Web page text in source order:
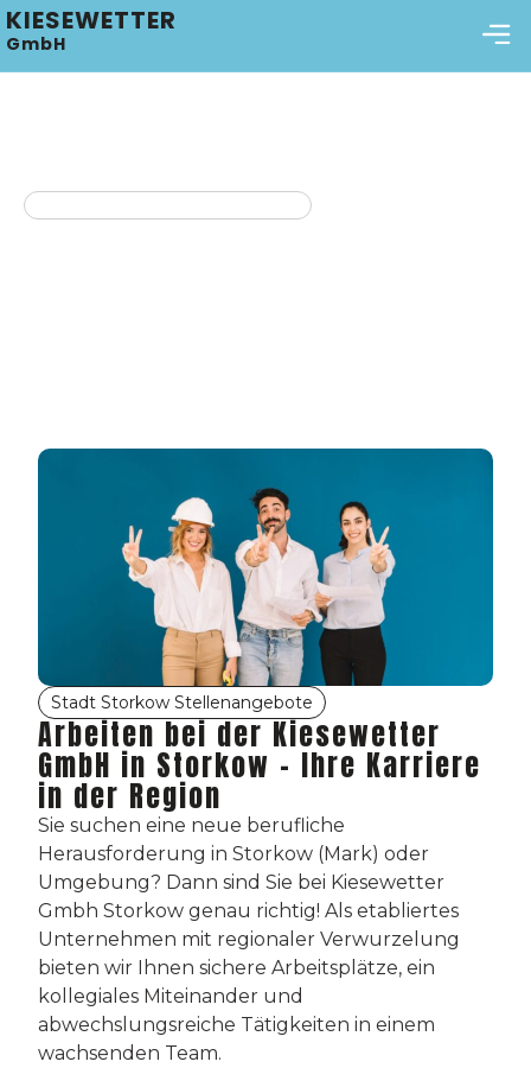
KIESEWETTER
GmbH
Stadt Storkow Stellenangebote
Arbeiten bei der Kiesewetter
GmbH in Storkow – Ihre Karriere
in der Region
Sie suchen eine neue berufliche
Herausforderung in Storkow (Mark) oder
Umgebung? Dann sind Sie bei Kiesewetter
Gmbh Storkow genau richtig! Als etabliertes
Unternehmen mit regionaler Verwurzelung
bieten wir Ihnen sichere Arbeitsplätze, ein
kollegiales Miteinander und
abwechslungsreiche Tätigkeiten in einem
wachsenden Team.